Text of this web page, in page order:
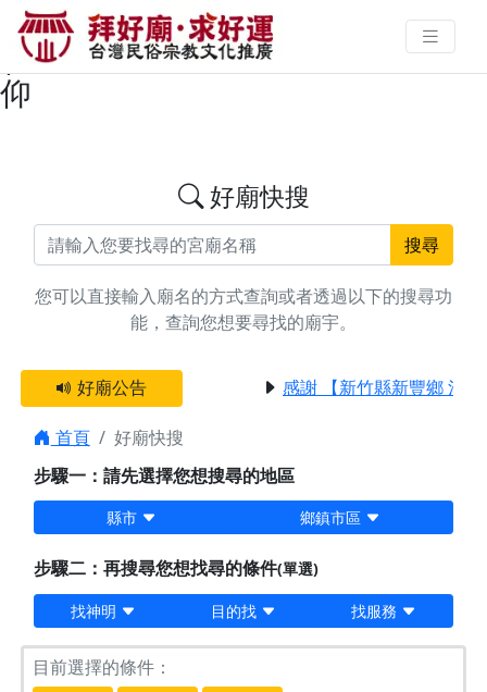
搜尋新竹市香山區發財金廟宇資料
| 拜好廟求好運 找到與您有緣的信
仰
好廟快搜
搜尋
您可以直接輸入廟名的方式查詢或者透過以下的搜尋功
能，查詢您想要尋找的廟宇。
好廟公告 感謝 【新竹縣新豐鄉 池
首頁
好廟快搜
步驟一：請先選擇您想搜尋的地區
縣市 鄉鎮市區
步驟二：再搜尋您想找尋的條件(單選)
找神明 目的找 找服務
目前選擇的條件：